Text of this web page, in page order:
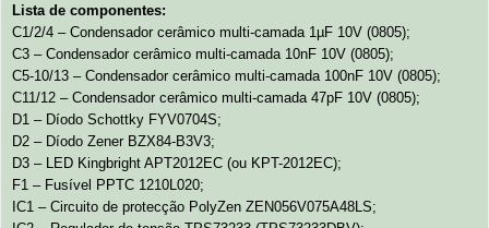
Lista de componentes:
C1/2/4 – Condensador cerâmico multi-camada 1µF 10V (0805);
C3 – Condensador cerâmico multi-camada 10nF 10V (0805);
C5-10/13 – Condensador cerâmico multi-camada 100nF 10V (0805);
C11/12 – Condensador cerâmico multi-camada 47pF 10V (0805);
D1 – Díodo Schottky FYV0704S;
D2 – Díodo Zener BZX84-B3V3;
D3 – LED Kingbright APT2012EC (ou KPT-2012EC);
F1 – Fusível PPTC 1210L020;
IC1 – Circuito de protecção PolyZen ZEN056V075A48LS;